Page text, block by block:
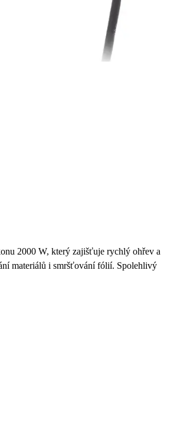
2000 W, který zajišťuje rychlý ohřev a
materiálů i smršťování fólií. Spolehlivý